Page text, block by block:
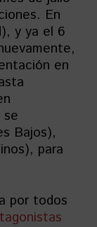
En
y ya el 6
en
se
Bajos),
para
por todos